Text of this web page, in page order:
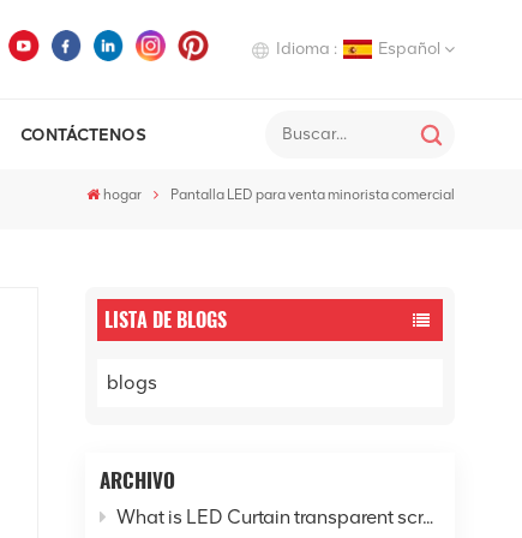
Idioma : Español
CONTÁCTENOS
hogar Pantalla LED para venta minorista comercial
LISTA DE BLOGS
blogs
ARCHIVO
What is LED Curtain transparent screen? - Explore the new horizon of digital cities